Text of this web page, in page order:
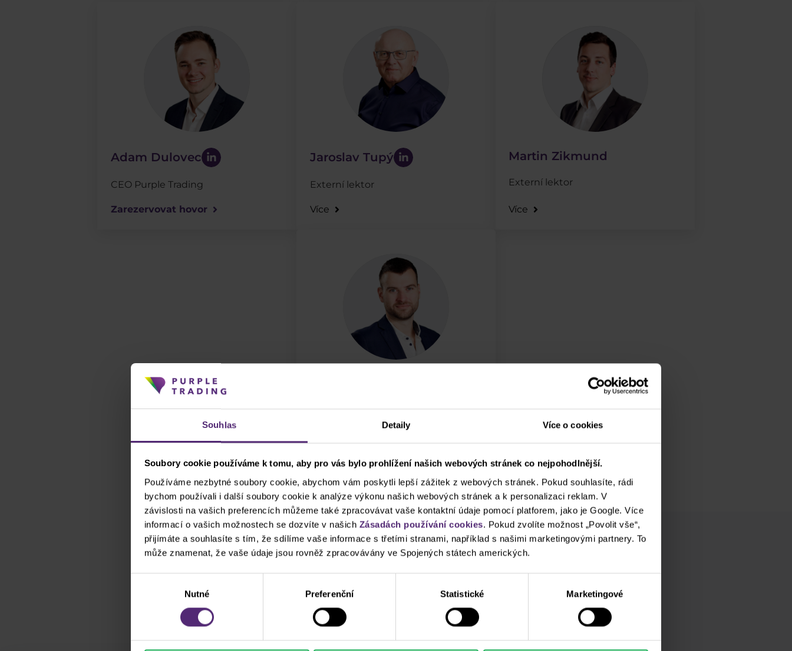
Souhlas Detaily Více o cookies
Soubory cookie používáme k tomu, aby pro vás bylo prohlížení našich webových stránek co nejpohodlnější.
Používáme nezbytné soubory cookie, abychom vám poskytli lepší zážitek z webových stránek. Pokud souhlasíte, rádi
bychom používali i další soubory cookie k analýze výkonu našich webových stránek a k personalizaci reklam. V
závislosti na vašich preferencích můžeme také zpracovávat vaše kontaktní údaje pomocí platforem, jako je Google. Více
informací o vašich možnostech se dozvíte v našich Zásadách používání cookies. Pokud zvolíte možnost „Povolit vše“,
přijímáte a souhlasíte s tím, že sdílíme vaše informace s třetími stranami, například s našimi marketingovými partnery. To
může znamenat, že vaše údaje jsou rovněž zpracovávány ve Spojených státech amerických.
Nutné Preferenční Statistické Marketingové
Adam Dulovec
CEO Purple Trading
Zarezervovat hovor
Jaroslav Tupý
Externí lektor
Více
Martin Zikmund
Externí lektor
Více
Tied agent manager
Zarezervovat hovor
Purple Trading
Vinohradská 2828